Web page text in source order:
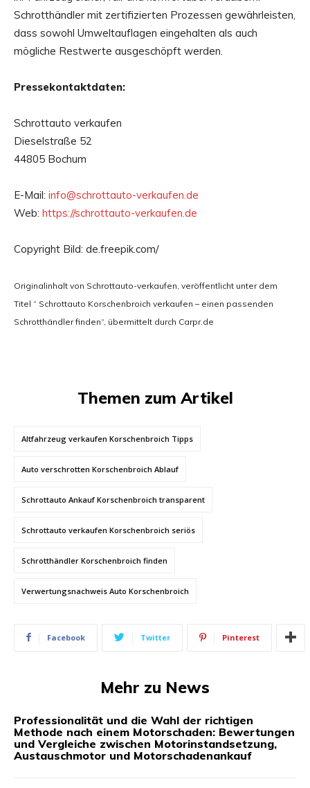
Schrotthändler mit zertifizierten Prozessen gewährleisten,
dass sowohl Umweltauflagen eingehalten als auch
mögliche Restwerte ausgeschöpft werden.
Pressekontaktdaten:
Schrottauto verkaufen
Dieselstraße 52
44805 Bochum
E-Mail: info@schrottauto-verkaufen.de
Web: https://schrottauto-verkaufen.de
Copyright Bild: de.freepik.com/
Originalinhalt von Schrottauto-verkaufen, veröffentlicht unter dem
Titel “ Schrottauto Korschenbroich verkaufen – einen passenden
Schrotthändler finden“, übermittelt durch Carpr.de
Themen zum Artikel
Altfahrzeug verkaufen Korschenbroich Tipps
Auto verschrotten Korschenbroich Ablauf
Schrottauto Ankauf Korschenbroich transparent
Schrottauto verkaufen Korschenbroich seriös
Schrotthändler Korschenbroich finden
Verwertungsnachweis Auto Korschenbroich
Facebook Twitter Pinterest
Mehr zu News
Professionalität und die Wahl der richtigen
Methode nach einem Motorschaden: Bewertungen
und Vergleiche zwischen Motorinstandsetzung,
Austauschmotor und Motorschadenankauf